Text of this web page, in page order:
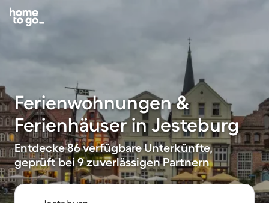
Ferienwohnungen &
Ferienhäuser in Jesteburg
Entdecke 86 verfügbare Unterkünfte,
geprüft bei 9 zuverlässigen Partnern